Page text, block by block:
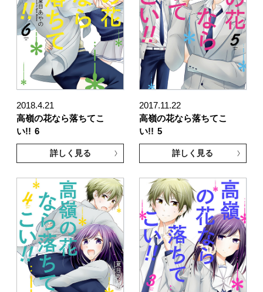
2018.4.21
高嶺の花なら落ちてこ
い!! 6
詳しく見る
2017.11.22
高嶺の花なら落ちてこ
い!! 5
詳しく見る